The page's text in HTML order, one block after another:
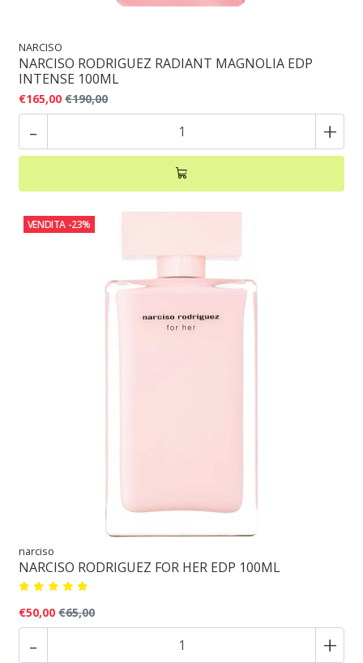
NARCISO
NARCISO RODRIGUEZ RADIANT MAGNOLIA EDP
INTENSE 100ML
€165,00 €190,00
- +
VENDITA -23%
narciso
NARCISO RODRIGUEZ FOR HER EDP 100ML
€50,00 €65,00
- +